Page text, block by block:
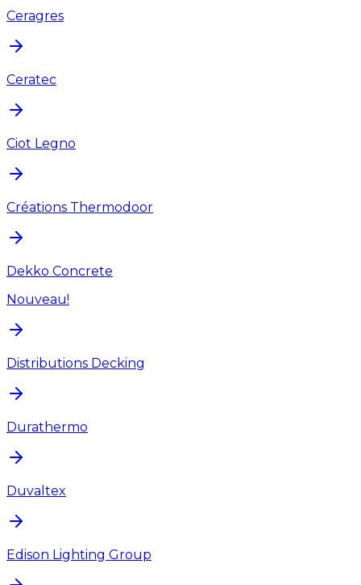
Ceragres
Ceratec
Ciot Legno
Créations Thermodoor
Dekko Concrete
Nouveau!
Distributions Decking
Durathermo
Duvaltex
Edison Lighting Group